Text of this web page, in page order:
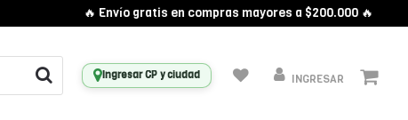
🔥 Envío gratis en compras mayores a $200.000 🔥
Ingresar CP y ciudad INGRESAR